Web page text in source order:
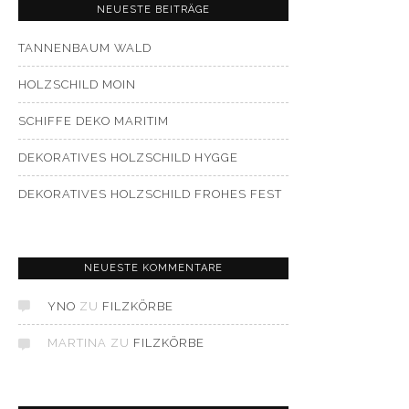
NEUESTE BEITRÄGE
TANNENBAUM WALD
HOLZSCHILD MOIN
SCHIFFE DEKO MARITIM
DEKORATIVES HOLZSCHILD HYGGE
DEKORATIVES HOLZSCHILD FROHES FEST
NEUESTE KOMMENTARE
YNO ZU FILZKÖRBE
MARTINA ZU FILZKÖRBE